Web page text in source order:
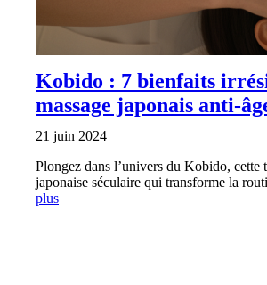
Kobido : 7 bienfaits
massage japonais anti-
21 juin 2024
Plongez dans l’univers du Kobido, cette
japonaise séculaire qui transforme la
plus